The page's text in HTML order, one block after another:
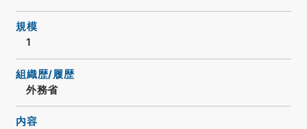
規模
1
組織歴/履歴
外務省
内容